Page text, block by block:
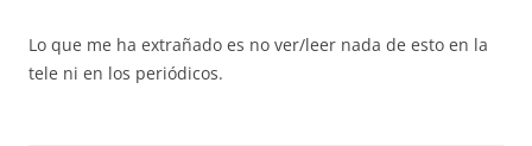
Lo que me ha extrañado es no ver/leer nada de esto en la
tele ni en los periódicos.